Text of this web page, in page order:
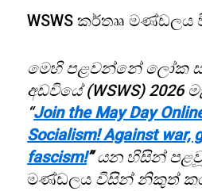
WSWS කර්තෲ මණ්ඩලය
මෙහි පළවන්නේ ලෝක
අඩවියේ (WSWS) 2026
“Join the May Day
Socialism! Against war,
fascism!”යන හිසින්
මණ්ඩලය විසින් නිකුත්